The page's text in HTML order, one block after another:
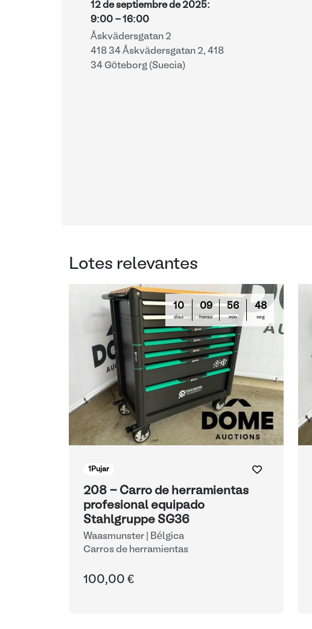
12 de septiembre de 2025:
9:00 - 16:00
Åskvädersgatan 2
418 34 Åskvädersgatan 2, 418
34 Göteborg (Suecia)
Lotes relevantes
10
días
09
horas
56
min
47
seg
1 Pujar
208 - Carro de herramientas
profesional equipado
Stahlgruppe SG36
Waasmunster | Bélgica
Carros de herramientas
100,00 €